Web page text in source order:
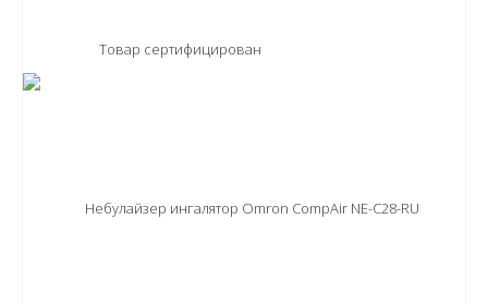
Товар сертифицирован